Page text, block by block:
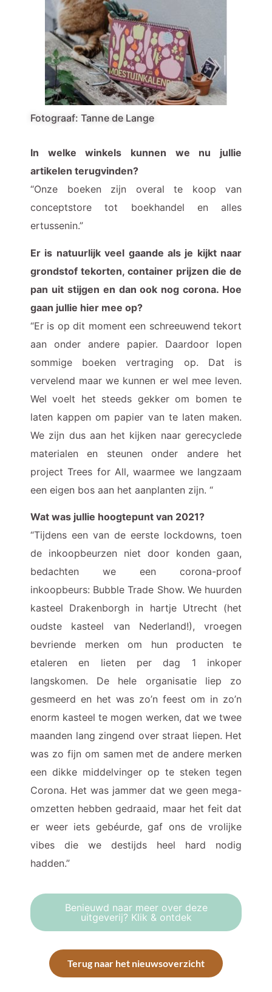
Fotograaf: Tanne de Lange
In welke winkels kunnen we nu jullie
artikelen terugvinden?
“Onze boeken zijn overal te koop van
conceptstore tot boekhandel en alles
ertussenin.”
Er is natuurlijk veel gaande als je kijkt naar
grondstof tekorten, container prijzen die de
pan uit stijgen en dan ook nog corona. Hoe
gaan jullie hier mee op?
“Er is op dit moment een schreeuwend tekort
aan onder andere papier. Daardoor lopen
sommige boeken vertraging op. Dat is
vervelend maar we kunnen er wel mee leven.
Wel voelt het steeds gekker om bomen te
laten kappen om papier van te laten maken.
We zijn dus aan het kijken naar gerecyclede
materialen en steunen onder andere het
project Trees for All, waarmee we langzaam
een eigen bos aan het aanplanten zijn. “
Wat was jullie hoogtepunt van 2021?
“Tijdens een van de eerste lockdowns, toen
de inkoopbeurzen niet door konden gaan,
bedachten we een corona-proof
inkoopbeurs: Bubble Trade Show. We huurden
kasteel Drakenborgh in hartje Utrecht (het
oudste kasteel van Nederland!), vroegen
bevriende merken om hun producten te
etaleren en lieten per dag 1 inkoper
langskomen. De hele organisatie liep zo
gesmeerd en het was zo’n feest om in zo’n
enorm kasteel te mogen werken, dat we twee
maanden lang zingend over straat liepen. Het
was zo fijn om samen met de andere merken
een dikke middelvinger op te steken tegen
Corona. Het was jammer dat we geen mega-
omzetten hebben gedraaid, maar het feit dat
er weer iets gebéurde, gaf ons de vrolijke
vibes die we destijds heel hard nodig
hadden.”
Benieuwd naar meer over deze
uitgeverij? Klik & ontdek
Terug naar het nieuwsoverzicht